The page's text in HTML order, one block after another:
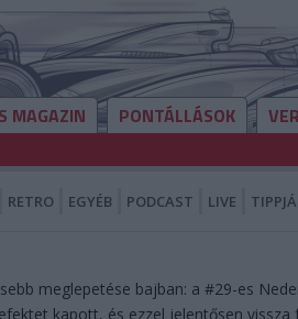
MAGAZIN PONTÁLLÁSOK
RETRO EGYÉB PODCAST LIVE
meglepetése bajban: a #29-es
kapott, és ezzel jelentősen vissza